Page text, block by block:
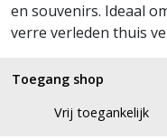
en souvenirs. Ideaal
verre verleden thuis
Toegang shop
Vrij toegankelijk